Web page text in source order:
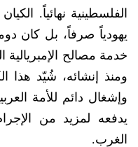
الفلسطينية نهائياً.
يهودياً صرفاً، بل كان
خدمة مصالح الإمبريالية
ومنذ إنشائه، شُيّد هذا
وإشغال دائم للأمة
يدفعه لمزيد من
الغرب.